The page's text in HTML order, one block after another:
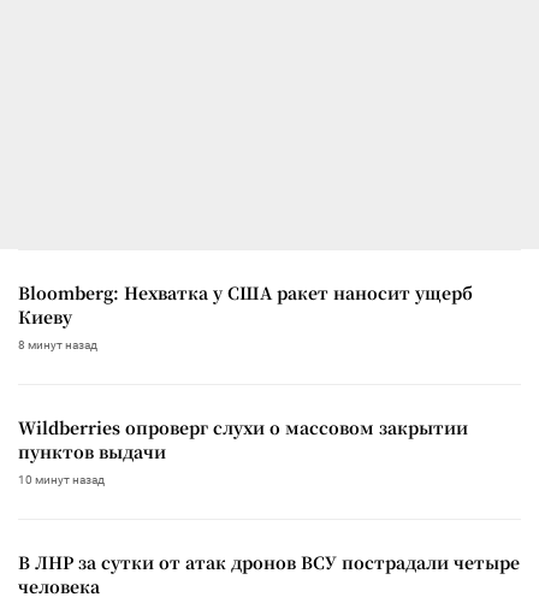
Bloomberg: Нехватка у США ракет наносит ущерб
Киеву
8 минут назад
Wildberries опроверг слухи о массовом закрытии
пунктов выдачи
10 минут назад
В ЛНР за сутки от атак дронов ВСУ пострадали четыре
человека